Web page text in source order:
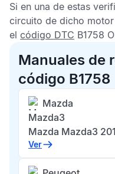
Si en una de estas
circuito de dicho
el código DTC B1758
Manuales de
código B1758
Mazda
Mazda3
Mazda Mazda3
Ver